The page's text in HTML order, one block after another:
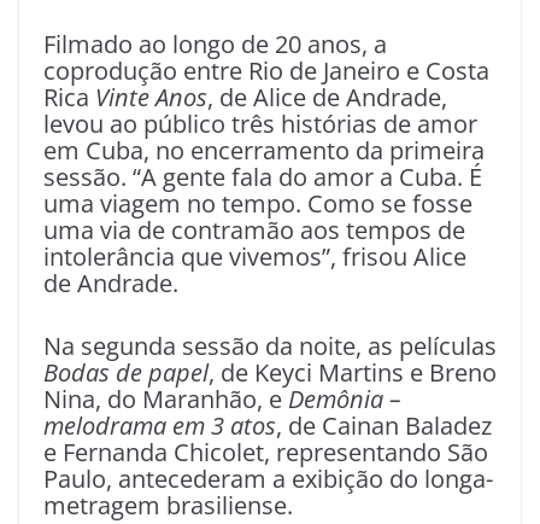
Filmado ao longo de 20 anos, a
coprodução entre Rio de Janeiro e Costa
Rica Vinte Anos, de Alice de Andrade,
levou ao público três histórias de amor
em Cuba, no encerramento da primeira
sessão. “A gente fala do amor a Cuba. É
uma viagem no tempo. Como se fosse
uma via de contramão aos tempos de
intolerância que vivemos”, frisou Alice
de Andrade.
Na segunda sessão da noite, as películas
Bodas de papel, de Keyci Martins e Breno
Nina, do Maranhão, e Demônia –
melodrama em 3 atos, de Cainan Baladez
e Fernanda Chicolet, representando São
Paulo, antecederam a exibição do longa-
metragem brasiliense.